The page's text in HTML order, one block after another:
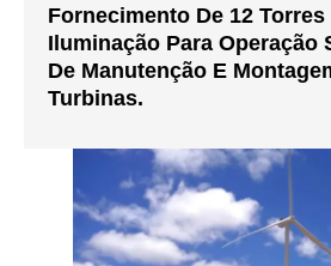
Fornecimento De 12 Torres
Iluminação Para Operação
De Manutenção E
Turbinas.